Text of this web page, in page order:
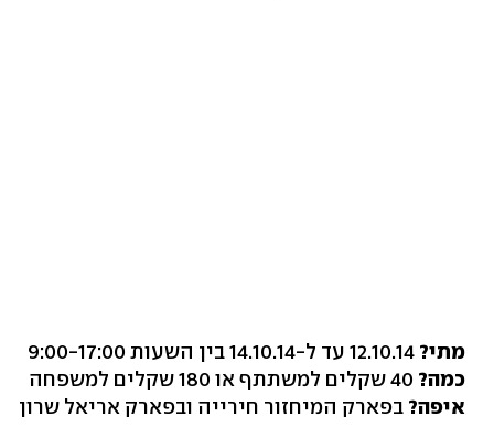
מתי?
כמה?
איפה? בפארק המיחזור חירייה ובפארק אריאל שרון